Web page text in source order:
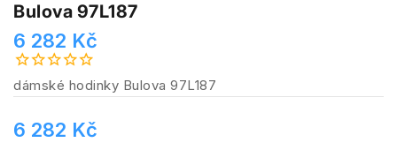
Bulova 97L187
6 282 Kč
dámské hodinky Bulova 97L187
6 282 Kč